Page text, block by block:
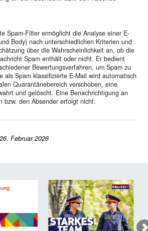
Spam-Filter ermöglicht die Analyse einer E-
Body) nach unterschiedlichen Kriterien und
über die Wahrscheinlichkeit an, ob die
Spam enthält oder nicht. Er bedient
Bewertungsverfahren, um Spam zu
als Spam klassifizierte E-Mail wird automatisch
Quarantänebereich verschoben, eine
und gelöscht. Eine Benachrichtigung an
bzw. den Absender erfolgt nicht.
Februar 2026